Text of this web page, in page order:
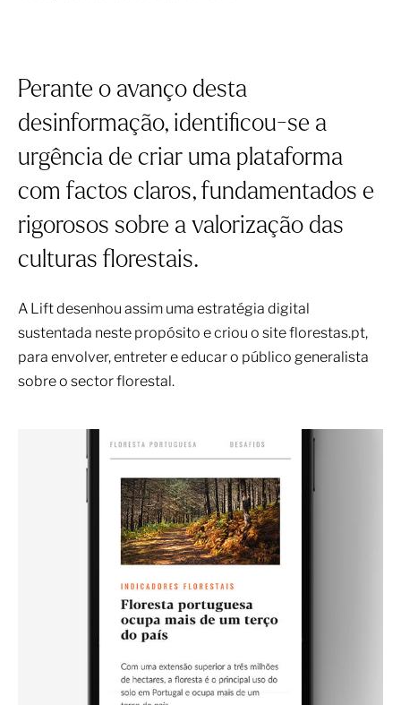
Perante o avanço desta
desinformação, identificou-se a
urgência de criar uma plataforma
com factos claros, fundamentados e
rigorosos sobre a valorização das
culturas florestais.
A Lift desenhou assim uma estratégia digital
sustentada neste propósito e criou o site florestas.pt,
para envolver, entreter e educar o público generalista
sobre o sector florestal.